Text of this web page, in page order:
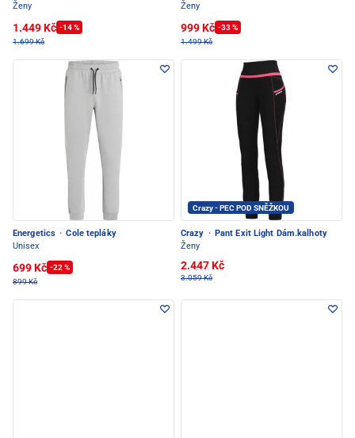
Ženy
1.449 Kč -14 %
1.699 Kč
Ženy
999 Kč -33 %
1.499 Kč
Energetics · Cole tepláky
Unisex
699 Kč -22 %
899 Kč
Crazy - PEC POD SNĚŽKOU
Crazy · Pant Exit Light Dám.kalhoty
Ženy
2.447 Kč
3.059 Kč